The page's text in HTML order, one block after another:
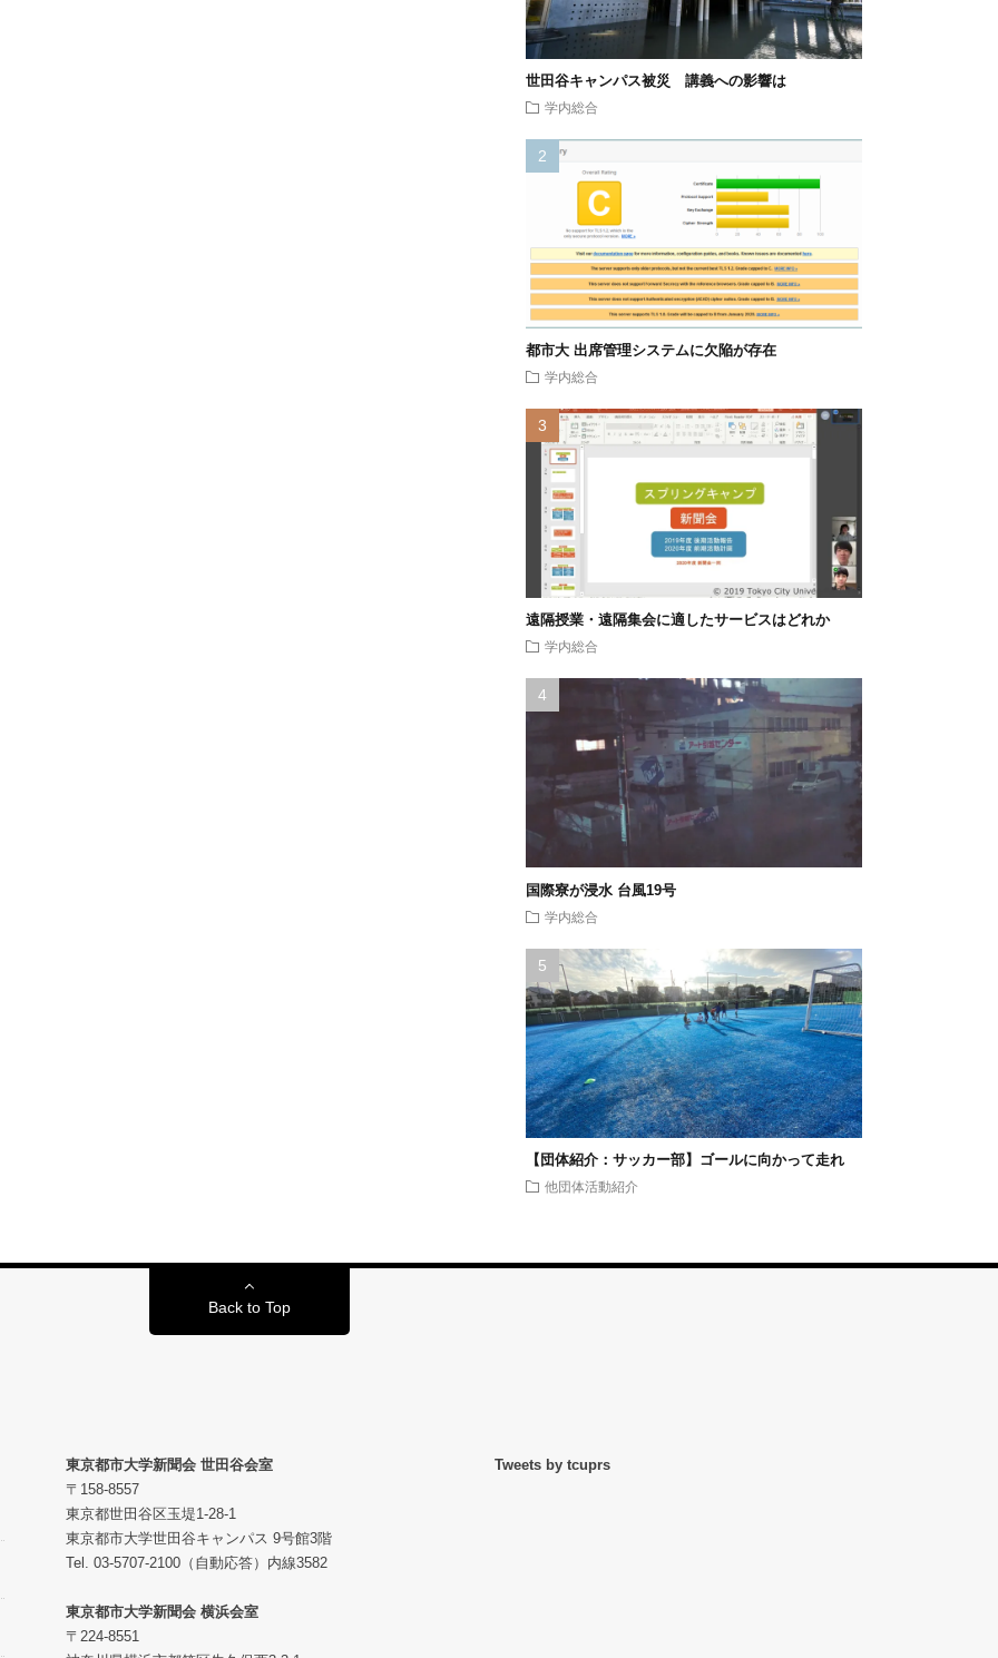
世田谷キャンパス被災 講義への影響は
学内総合
都市大 出席管理システムに欠陥が存在
学内総合
遠隔授業・遠隔集会に適したサービスはどれか
学内総合
国際寮が浸水 台風19号
学内総合
【団体紹介：サッカー部】ゴールに向かって走れ
他団体活動紹介
Back to Top
東京都市大学新聞会 世田谷会室
〒158-8557
東京都世田谷区玉堤1-28-1
東京都市大学世田谷キャンパス 9号館3階
Tel. 03-5707-2100（自動応答）内線3582
東京都市大学新聞会 横浜会室
〒224-8551
Tweets by tcuprs